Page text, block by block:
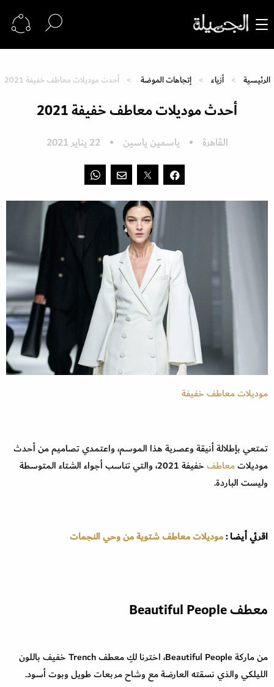
الرئيسية أزياء إتجاهات الموضة أحدث موديلات معاطف خفيفة 2021
أحدث موديلات معاطف خفيفة 2021
القاهرة ياسمين ياسين 22 يناير 2021
موديلات معاطف خفيفة
تمتعي بإطلالة أنيقة وعصرية هذا الموسم، واعتمدي تصاميم من أحدث
موديلاتمعاطف
خفيفة 2021، والتي تناسب أجواء الشتاء المتوسطة
وليست الباردة.
اقرئي أيضا :موديلات معاطف شتوية من وحي النجمات
معطف Beautiful People
من ماركة Beautiful People، اخترنا لكِ معطف Trench خفيف باللون
الليلكي والذي نسقته العارضة مع وشاح مربعات طويل وبوت أسود.